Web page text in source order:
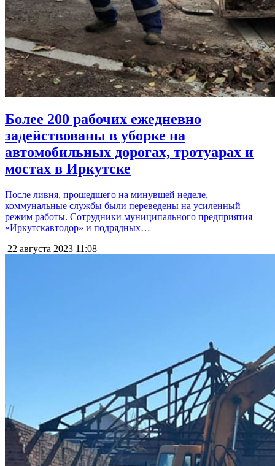
Более 200 рабочих ежедневно
задействованы в уборке на
автомобильных дорогах, тротуарах и
мостах в Иркутске
После ливня, прошедшего на минувшей неделе,
коммунальные службы были переведены на усиленный
режим работы. Сотрудники муниципального предприятия
«Иркутскавтодор» и подрядных…
22 августа 2023 11:08